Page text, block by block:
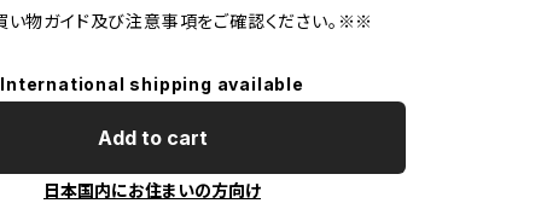
物ガイド及び注意事項をご確認ください。※※
International shipping available
Add to cart
日本国内にお住まいの方向け